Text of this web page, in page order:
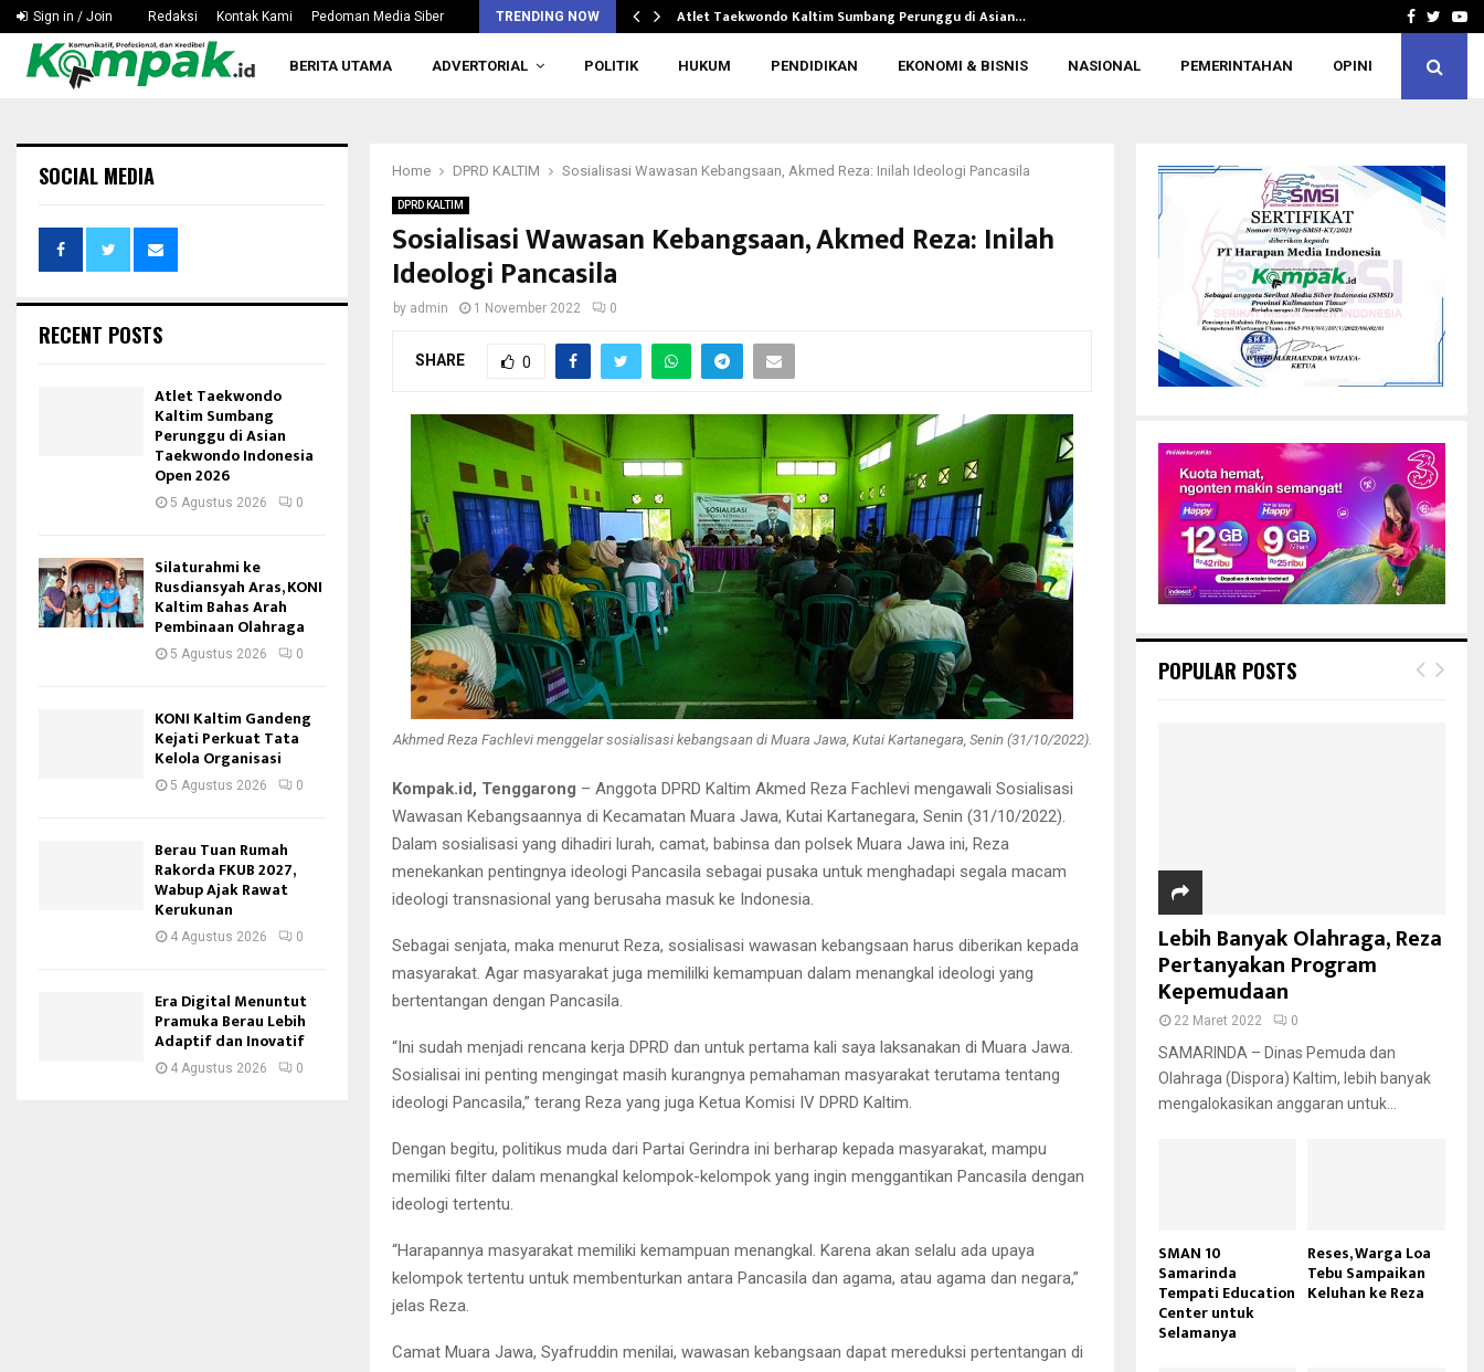
Sign in / Join Redaksi Kontak Kami Pedoman Media Siber TRENDING NOW
Hapkido Kaltim Pertanyakan Wacana Tak Dipertandingkan di… Atlet Taekwondo Kaltim Sumbang Perunggu di Asian… Silaturahmi ke Rusdiansyah Aras, KONI
Facebook
BERITA UTAMA ADVERTORIAL POLITIK HUKUM PENDIDIKAN EKONOMI & BISNIS NASIONAL PEMERINTAHAN OPINI
Home DPRD KALTIM Sosialisasi Wawasan Kebangsaan, Akmed Reza: Inilah Ideologi Pancasila
DPRD KALTIM
Sosialisasi Wawasan Kebangsaan, Akmed Reza: Inilah
Ideologi Pancasila
by admin 1 November 2022 0
SHARE 0
Akhmed Reza Fachlevi menggelar sosialisasi kebangsaan di Muara Jawa, Kutai Kartanegara, Senin (31/10/2022).
Kompak.id, Tenggarong – Anggota DPRD Kaltim Akmed Reza Fachlevi mengawali Sosialisasi
Wawasan Kebangsaannya di Kecamatan Muara Jawa, Kutai Kartanegara, Senin (31/10/2022).
Dalam sosialisasi yang dihadiri lurah, camat, babinsa dan polsek Muara Jawa ini, Reza
menekankan pentingnya ideologi Pancasila sebagai pusaka untuk menghadapi segala macam
ideologi transnasional yang berusaha masuk ke Indonesia.
Sebagai senjata, maka menurut Reza, sosialisasi wawasan kebangsaan harus diberikan kepada
masyarakat. Agar masyarakat juga memililki kemampuan dalam menangkal ideologi yang
bertentangan dengan Pancasila.
“Ini sudah menjadi rencana kerja DPRD dan untuk pertama kali saya laksanakan di Muara Jawa.
Sosialisai ini penting mengingat masih kurangnya pemahaman masyarakat terutama tentang
ideologi Pancasila,” terang Reza yang juga Ketua Komisi IV DPRD Kaltim.
Dengan begitu, politikus muda dari Partai Gerindra ini berharap kepada masyarakat, mampu
memiliki filter dalam menangkal kelompok-kelompok yang ingin menggantikan Pancasila dengan
ideologi tertentu.
“Harapannya masyarakat memiliki kemampuan menangkal. Karena akan selalu ada upaya
kelompok tertentu untuk membenturkan antara Pancasila dan agama, atau agama dan negara,”
jelas Reza.
Camat Muara Jawa, Syafruddin menilai, wawasan kebangsaan dapat mereduksi pertentangan di
SOCIAL MEDIA
RECENT POSTS
Atlet Taekwondo
Kaltim Sumbang
Perunggu di Asian
Taekwondo Indonesia
Open 2026
5 Agustus 2026 0
Silaturahmi ke
Rusdiansyah Aras, KONI
Kaltim Bahas Arah
Pembinaan Olahraga
5 Agustus 2026 0
KONI Kaltim Gandeng
Kejati Perkuat Tata
Kelola Organisasi
5 Agustus 2026 0
Berau Tuan Rumah
Rakorda FKUB 2027,
Wabup Ajak Rawat
Kerukunan
4 Agustus 2026 0
Era Digital Menuntut
Pramuka Berau Lebih
Adaptif dan Inovatif
4 Agustus 2026 0
POPULAR POSTS
Lebih Banyak Olahraga, Reza
Pertanyakan Program
Kepemudaan
22 Maret 2022 0
SAMARINDA – Dinas Pemuda dan
Olahraga (Dispora) Kaltim, lebih banyak
mengalokasikan anggaran untuk...
SMAN 10
Samarinda
Tempati Education
Center untuk
Selamanya
Reses, Warga Loa
Tebu Sampaikan
Keluhan ke Reza